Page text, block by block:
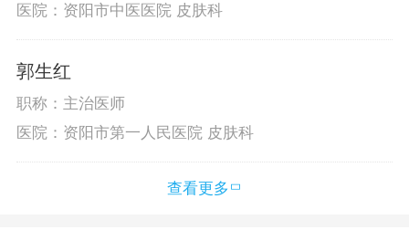
医院：资阳市中医医院 皮肤科
郭生红
职称：主治医师
医院：资阳市第一人民医院 皮肤科
查看更多